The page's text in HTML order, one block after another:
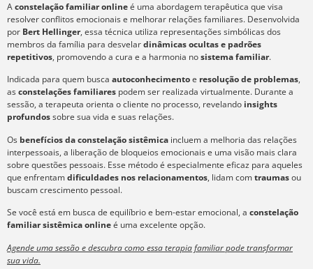
Aconstelação familiar onlineé uma abordagem terapêutica que visa
resolver conflitos emocionais e melhorar relações familiares. Desenvolvida
por Bert Hellinger, essa técnica utiliza representações simbólicas dos
membros da família para desvelardinâmicas ocultas e padrões
repetitivos, promovendo a cura e a harmonia nosistema familiar.
Indicada para quem busca autoconhecimentoe resolução de problemas,
asconstelações familiares podem ser realizada virtualmente. Durante a
sessão, a terapeuta orienta o cliente no processo, revelando insights
profundossobre sua vida e suas relações.
Os benefícios da constelação sistêmica incluem a melhoria das relações
interpessoais, a liberação de bloqueios emocionais e uma visão mais clara
sobre questões pessoais. Esse método é especialmente eficaz para aqueles
que enfrentamdificuldades nos relacionamentos, lidam comtraumasou
buscam crescimento pessoal.
Se você está em busca de equilíbrio e bem-estar emocional, a constelação
familiar sistêmica onlineé uma excelente opção.
Agende uma sessão e descubra como essa terapia familiar pode transformar
sua vida.